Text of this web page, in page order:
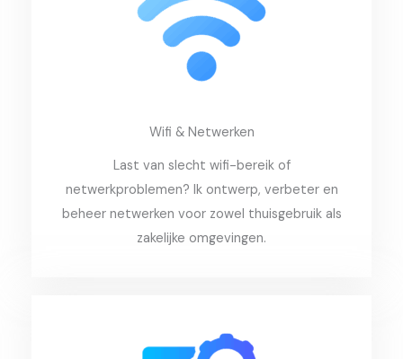
Wifi & Netwerken
Last van slecht wifi-bereik of
netwerkproblemen? Ik ontwerp, verbeter en
beheer netwerken voor zowel thuisgebruik als
zakelijke omgevingen.